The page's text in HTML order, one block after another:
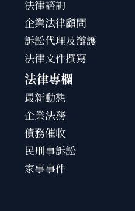
法律諮詢
企業法律顧問
訴訟代理及辯護
法律文件撰寫
法律專欄
最新動態
企業法務
債務催收
民刑事訴訟
家事事件